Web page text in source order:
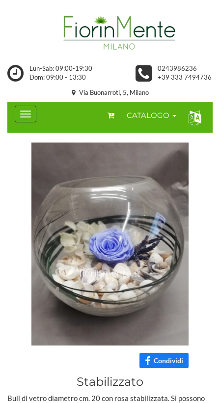
Lun-Sab: 09:00-19:30
Dom: 09:00 - 13:30
0243986236
+39 333 7494736
Via Buonarroti, 5, Milano
CATALOGO
Condividi
Stabilizzato
Bull di vetro diametro cm. 20 con rosa stabilizzata. Si possono